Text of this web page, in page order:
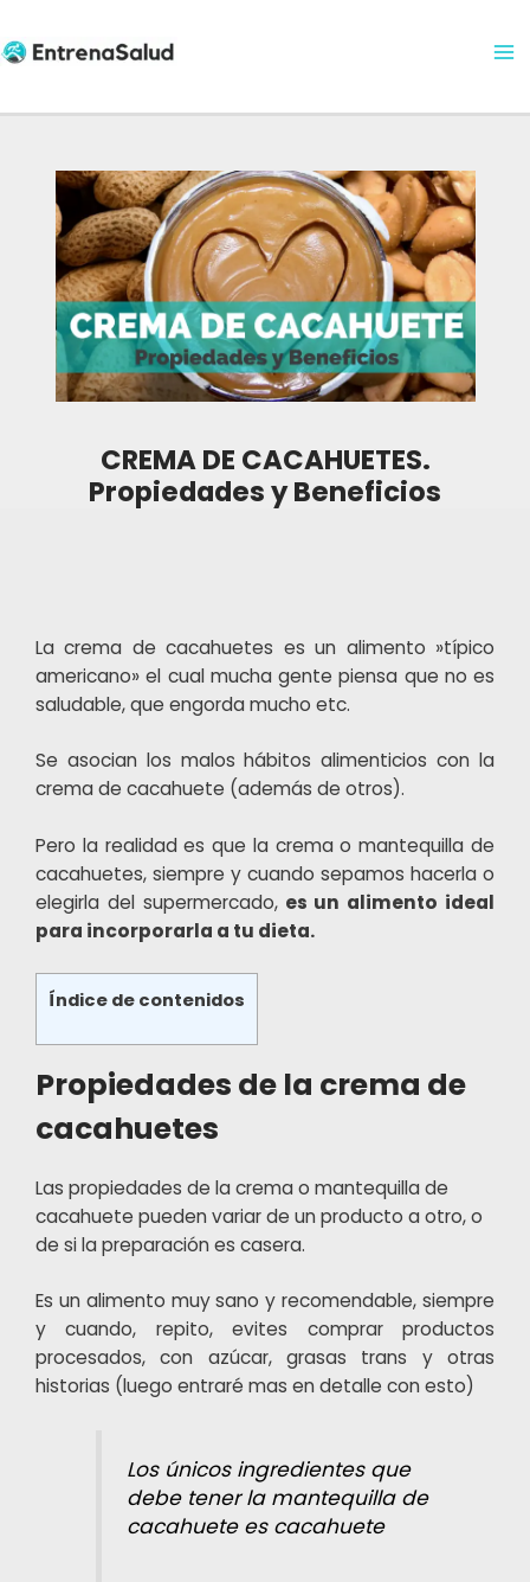
al
CREMA DE CACAHUETES.
Propiedades y Beneficios
La crema de cacahuetes es un alimento »típico
americano» el cual mucha gente piensa que no es
saludable, que engorda mucho etc.
Se asocian los malos hábitos alimenticios con la
crema de cacahuete (además de otros).
Pero la realidad es que la crema o mantequilla de
cacahuetes, siempre y cuando sepamos hacerla o
elegirla del supermercado,es un alimento ideal
para incorporarla a tu dieta.
Índice de contenidos
Propiedades de la crema de
cacahuetes
Las propiedades de la crema o mantequilla de
cacahuete pueden variar de un producto a otro, o
de si la preparación es casera.
Es un alimento muy sano y recomendable, siempre
y cuando, repito, evites comprar productos
procesados, con azúcar, grasas trans y otras
historias (luego entraré mas en detalle con esto)
Los únicos ingredientes que
debe tener la mantequilla de
cacahuete es cacahuete
entradas